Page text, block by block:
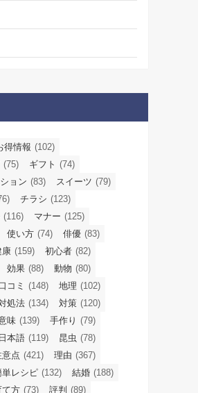
得情報 (102)
(75) ギフト (74)
ョン (83) スイーツ (79)
チラシ (123)
(116) マナー (125)
使い方 (74) 俳優 (83)
康 (159) 初心者 (82)
効果 (88) 動物 (80)
コミ (148) 地理 (102)
処法 (134) 対策 (120)
味 (139) 手作り (79)
日本語 (119) 昆虫 (78)
意点 (421) 理由 (367)
単レシピ (132) 結婚 (188)
て方 (73) 評判 (89)